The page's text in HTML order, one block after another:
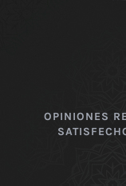
OPINIONES